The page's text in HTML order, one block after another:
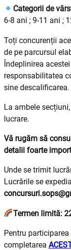
Categorii de
6-8 ani ; 9-11 ani ;
Toți concurenții
de pe parcursul
Îndeplinirea
responsabilitatea
sine descalificarea.
La ambele
lucrare.
Vă rugăm să
detalii foarte
Unde se trimit
Lucrările se
Termen limită:
Pentru participarea
completarea